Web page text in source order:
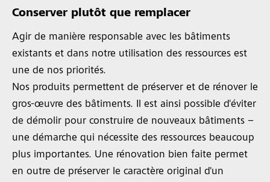
Conserver plutôt que remplacer
Agir de manière responsable avec les bâtiments
existants et dans notre utilisation des ressources est
une de nos priorités.
Nos produits permettent de préserver et de rénover le
gros-œuvre des bâtiments. Il est ainsi possible d'éviter
de démolir pour construire de nouveaux bâtiments –
une démarche qui nécessite des ressources beaucoup
plus importantes. Une rénovation bien faite permet
en outre de préserver le caractère original d'un